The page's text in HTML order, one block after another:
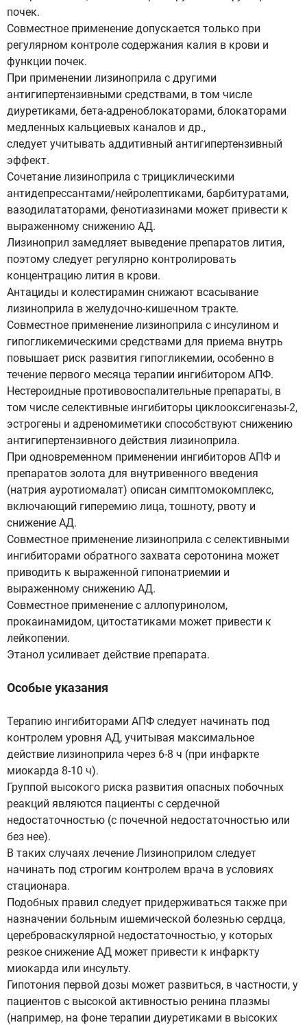
почек.
Совместное применение допускается только при
регулярном контроле содержания калия в крови и
функции почек.
При применении лизиноприла с другими
антигипертензивными средствами, в том числе
диуретиками, бета-адреноблокаторами, блокаторами
медленных кальциевых каналов и др.,
следует учитывать аддитивный антигипертензивный
эффект.
Сочетание лизиноприла с трициклическими
антидепрессантами/нейролептиками, барбитуратами,
вазодилататорами, фенотиазинами может привести к
выраженному снижению АД.
Лизиноприл замедляет выведение препаратов лития,
поэтому следует регулярно контролировать
концентрацию лития в крови.
Антациды и колестирамин снижают всасывание
лизиноприла в желудочно-кишечном тракте.
Совместное применение лизиноприла с инсулином и
гипогликемическими средствами для приема внутрь
повышает риск развития гипогликемии, особенно в
течение первого месяца терапии ингибитором АПФ.
Нестероидные противовоспалительные препараты, в
том числе селективные ингибиторы циклооксигеназы-2,
эстрогены и адреномиметики способствуют снижению
антигипертензивного действия лизиноприла.
При одновременном применении ингибиторов АПФ и
препаратов золота для внутривенного введения
(натрия ауротиомалат) описан симптомокомплекс,
включающий гиперемию лица, тошноту, рвоту и
снижение АД.
Совместное применение лизиноприла с селективными
ингибиторами обратного захвата серотонина может
приводить к выраженной гипонатриемии и
выраженному снижению АД.
Совместное применение с аллопуринолом,
прокаинамидом, цитостатиками может привести к
лейкопении.
Этанол усиливает действие препарата.
Особые указания
Терапию ингибиторами АПФ следует начинать под
контролем уровня АД, учитывая максимальное
действие лизиноприла через 6-8 ч (при инфаркте
миокарда 8-10 ч).
Группой высокого риска развития опасных побочных
реакций являются пациенты с сердечной
недостаточностью (с почечной недостаточностью или
без нее).
В таких случаях лечение Лизиноприлом следует
начинать под строгим контролем врача в условиях
стационара.
Подобных правил следует придерживаться также при
назначении больным ишемической болезнью сердца,
цереброваскулярной недостаточностью, у которых
резкое снижение АД может привести к инфаркту
миокарда или инсульту.
Гипотония первой дозы может развиться, в частности, у
пациентов с высокой активностью ренина плазмы
(например, на фоне терапии диуретиками в высоких